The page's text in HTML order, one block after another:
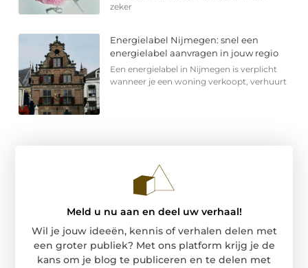
zeker
Energielabel Nijmegen: snel een
energielabel aanvragen in jouw regio
Een energielabel in Nijmegen is verplicht
wanneer je een woning verkoopt, verhuurt
Meld u nu aan en deel uw verhaal!
Wil je jouw ideeën, kennis of verhalen delen met
een groter publiek? Met ons platform krijg je de
kans om je blog te publiceren en te delen met